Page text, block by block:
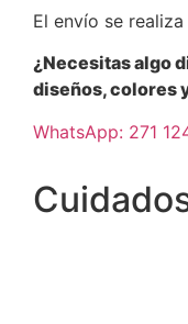
El envío se
¿Necesitas algo
diseños, colores
WhatsApp: 271